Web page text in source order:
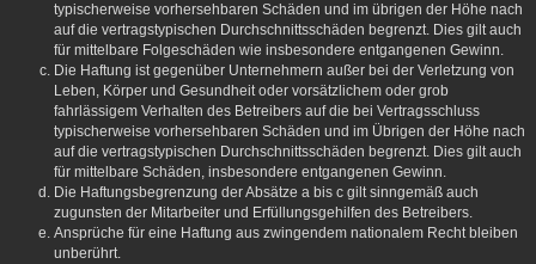
typischerweise vorhersehbaren Schäden und im übrigen der Höhe nach
auf die vertragstypischen Durchschnittsschäden begrenzt. Dies gilt auch
für mittelbare Folgeschäden wie insbesondere entgangenen Gewinn.
Die Haftung ist gegenüber Unternehmern außer bei der Verletzung von
Leben, Körper und Gesundheit oder vorsätzlichem oder grob
fahrlässigem Verhalten des Betreibers auf die bei Vertragsschluss
typischerweise vorhersehbaren Schäden und im Übrigen der Höhe nach
auf die vertragstypischen Durchschnittsschäden begrenzt. Dies gilt auch
für mittelbare Schäden, insbesondere entgangenen Gewinn.
Die Haftungsbegrenzung der Absätze a bis c gilt sinngemäß auch
zugunsten der Mitarbeiter und Erfüllungsgehilfen des Betreibers.
Ansprüche für eine Haftung aus zwingendem nationalem Recht bleiben
unberührt.